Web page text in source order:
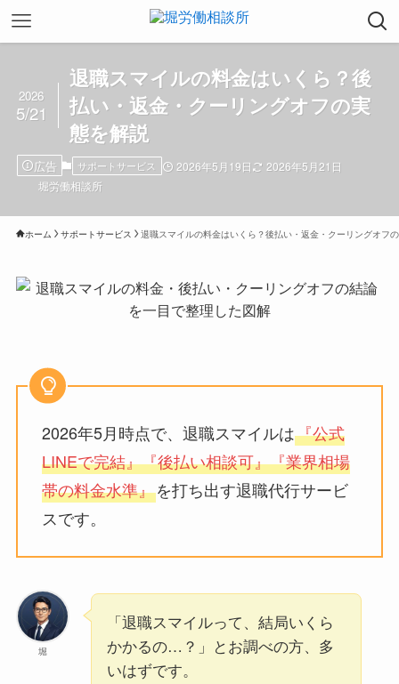
退職スマイルの料金はいくら？後
払い・返金・クーリングオフの実
態を解説
2026
5/21
広告 サポートサービス 2026年5月19日
2026年5月21日
堀労働相談所
ホーム サポートサービス 退職スマイルの料金はいくら？後払い・返金・クーリングオフ
2026年5月時点で、退職スマイルは『公式
LINEで完結』『後払い相談可』『業界相場
帯の料金水準』を打ち出す退職代行サービ
スです。
堀
「退職スマイルって、結局いくら
かかるの…？」とお調べの方、多
いはずです。